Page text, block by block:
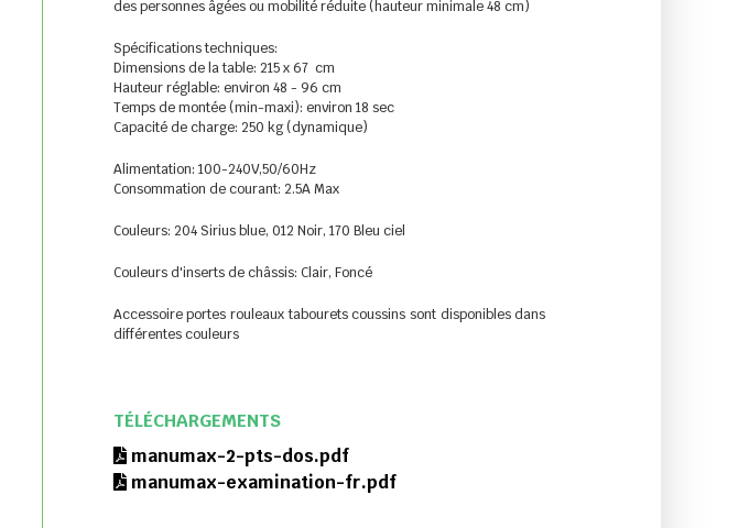
des personnes âgées ou mobilité réduite (hauteur minimale 48 cm)
Spécifications techniques:
Dimensions de la table: 215 x 67 cm
Hauteur réglable: environ 48 - 96 cm
Temps de montée (min-maxi): environ 18 sec
Capacité de charge: 250 kg (dynamique)
Alimentation: 100-240V,50/60Hz
Consommation de courant: 2.5A Max
Couleurs: 204 Sirius blue, 012 Noir, 170 Bleu ciel
Couleurs d'inserts de châssis: Clair, Foncé
Accessoire portes rouleaux tabourets coussins sont disponibles dans
différentes couleurs
TÉLÉCHARGEMENTS
manumax-2-pts-dos.pdf
manumax-examination-fr.pdf